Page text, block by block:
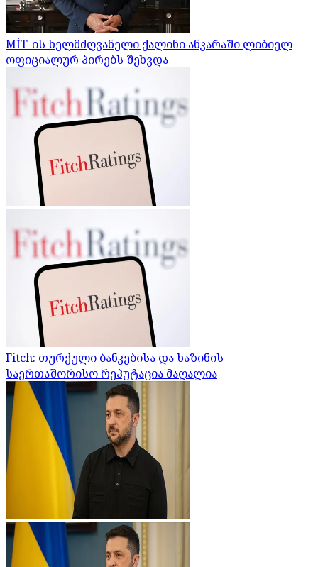
MİT-ის ხელმძღვანელი ქალინი ანკარაში ლიბიელ
ოფიციალურ პირებს შეხვდა
Fitch: თურქული ბანკებისა და ხაზინის
საერთაშორისო რეპუტაცია მაღალია